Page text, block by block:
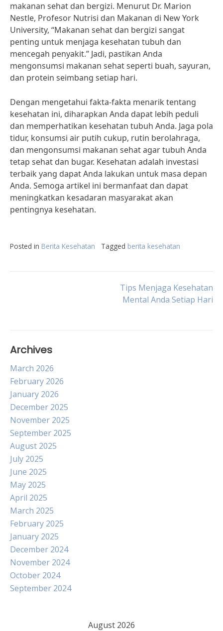
makanan sehat dan bergizi. Menurut Dr. Marion
Nestle, Profesor Nutrisi dan Makanan di New York
University, “Makanan sehat dan bergizi sangat
penting untuk menjaga kesehatan tubuh dan
mencegah penyakit.” Jadi, pastikan Anda
mengonsumsi makanan sehat seperti buah, sayuran,
dan protein seimbang setiap hari.
Dengan mengetahui fakta-fakta menarik tentang
kesehatan ini, diharapkan Anda dapat lebih peduli
dan memperhatikan kesehatan tubuh Anda. Jaga pola
tidur, konsumsi air putih cukup, rutin berolahraga,
dan mengonsumsi makanan sehat agar tubuh Anda
tetap sehat dan bugar. Kesehatan adalah investasi
terbaik yang dapat Anda lakukan untuk masa depan
Anda. Semoga artikel ini bermanfaat dan dapat
meningkatkan kesadaran masyarakat akan
pentingnya kesehatan.
Posted in Berita Kesehatan Tagged berita kesehatan
Tips Menjaga Kesehatan
Mental Anda Setiap Hari
Archives
March 2026
February 2026
January 2026
December 2025
November 2025
September 2025
August 2025
July 2025
June 2025
May 2025
April 2025
March 2025
February 2025
January 2025
December 2024
November 2024
October 2024
September 2024
August 2026